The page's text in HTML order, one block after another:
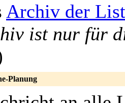
Archiv der
ist nur für
Planung